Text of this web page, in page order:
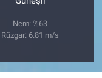
Nem: %63
Rüzgar: 6.81 m/s